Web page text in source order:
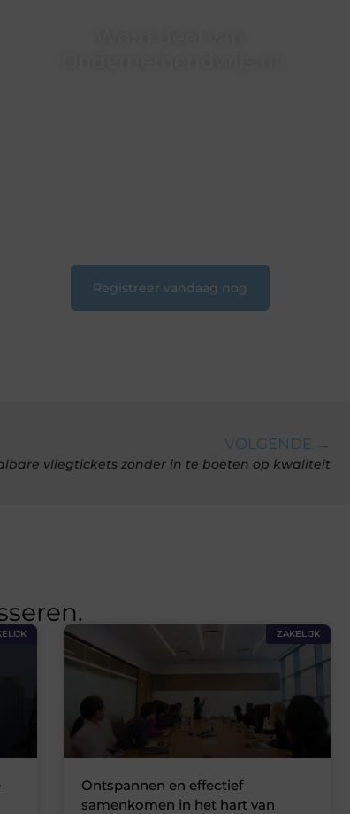
Registreer vandaag nog
VOLGENDE →
vliegtickets zonder in te boeten op kwaliteit
ZAKELIJK
Ontspannen en effectief
samenkomen in het hart van